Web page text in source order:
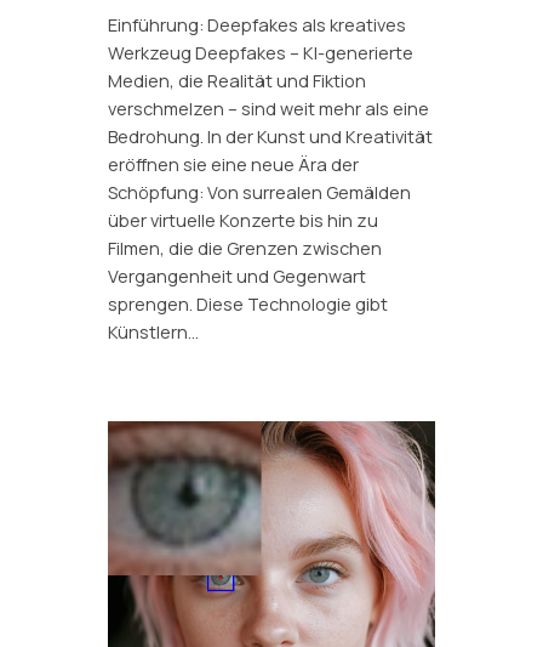
Einführung: Deepfakes als kreatives
Werkzeug Deepfakes – KI-generierte
Medien, die Realität und Fiktion
verschmelzen – sind weit mehr als eine
Bedrohung. In der Kunst und Kreativität
eröffnen sie eine neue Ära der
Schöpfung: Von surrealen Gemälden
über virtuelle Konzerte bis hin zu
Filmen, die die Grenzen zwischen
Vergangenheit und Gegenwart
sprengen. Diese Technologie gibt
Künstlern…